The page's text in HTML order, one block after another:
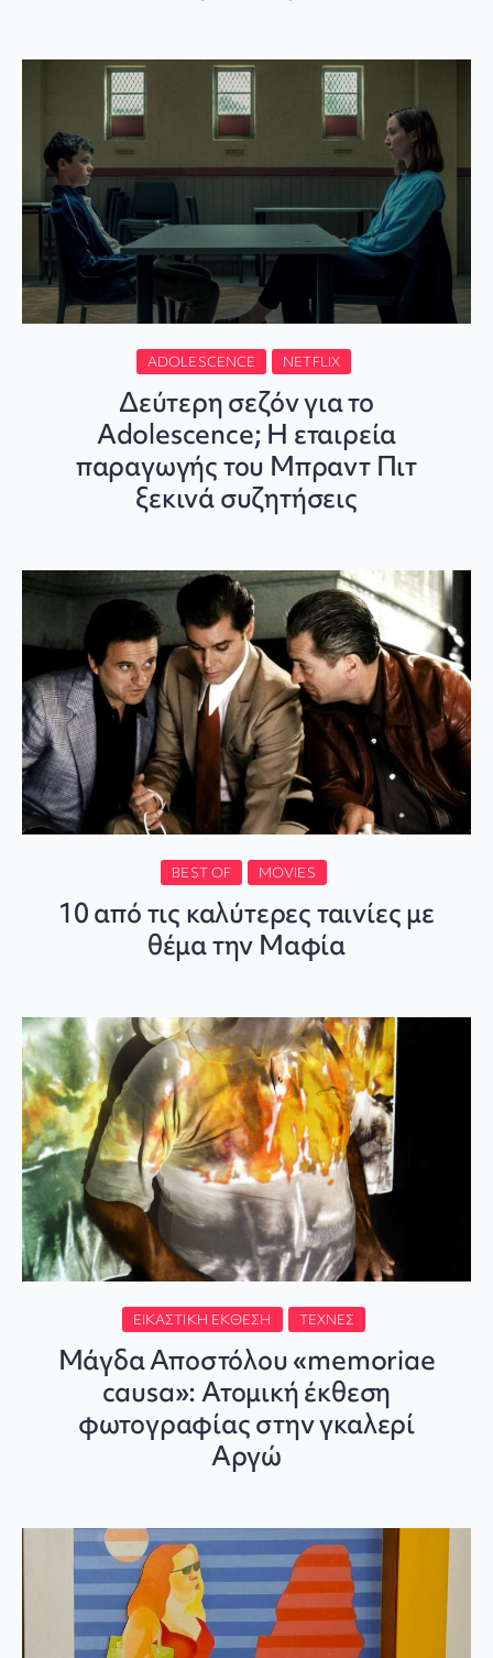
ADOLESCENCE NETFLIX
Δεύτερη σεζόν για το
Adolescence; Η εταιρεία
παραγωγής του Μπραντ Πιτ
ξεκινά συζητήσεις
BEST OF MOVIES
10 από τις καλύτερες ταινίες με
θέμα την Μαφία
ΕΙΚΑΣΤΙΚΉ ΈΚΘΕΣΗ ΤΈΧΝΕΣ
Μάγδα Αποστόλου «memoriae
causa»: Ατομική έκθεση
φωτογραφίας στην γκαλερί
Αργώ